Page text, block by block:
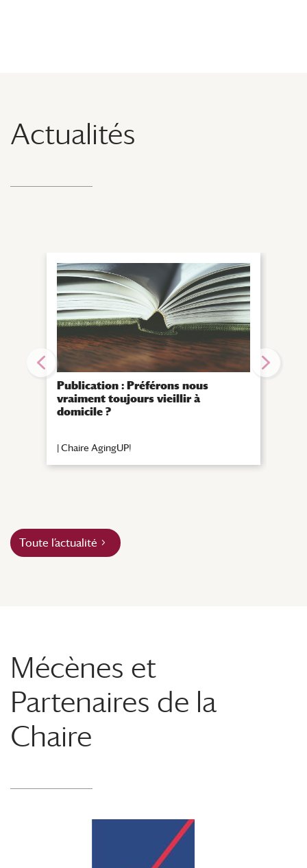
Actualités
Publication : Préférons nous
vraiment toujours vieillir à
domicile ?
|Chaire AgingUP!
Toute l’actualité
Mécènes et
Partenaires de la
Chaire